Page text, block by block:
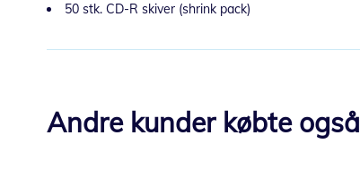
50 stk. CD-R skiver (shrink pack)
Andre kunder købte også